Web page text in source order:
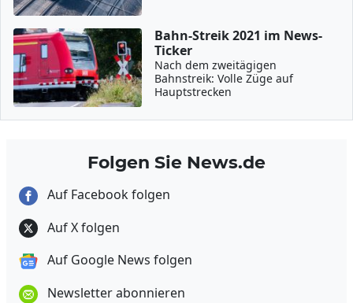
Bahn-Streik 2021 im News-
Ticker
Nach dem zweitägigen
Bahnstreik: Volle Züge auf
Hauptstrecken
Folgen Sie News.de
Auf Facebook folgen
Auf X folgen
Auf Google News folgen
Newsletter abonnieren